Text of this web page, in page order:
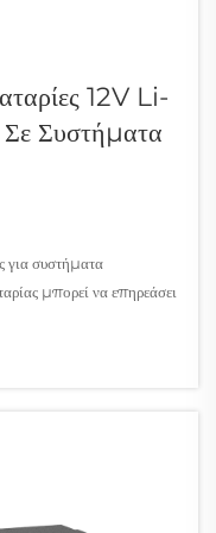
12V Li-
Συστήματα
για συστήματα
μπορεί να επηρεάσει
τα λειτουργικά κόστη. Οι
απαιτούν αξιόπιστες